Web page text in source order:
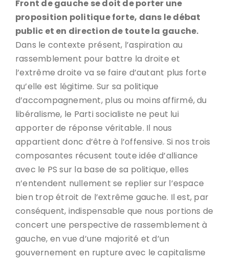
Front de gauche se doit de porter une
proposition politique forte, dans le débat
public et en direction de toute la gauche.
Dans le contexte présent, l’aspiration au
rassemblement pour battre la droite et
l’extrême droite va se faire d’autant plus forte
qu’elle est légitime. Sur sa politique
d’accompagnement, plus ou moins affirmé, du
libéralisme, le Parti socialiste ne peut lui
apporter de réponse véritable. Il nous
appartient donc d’être à l’offensive. Si nos trois
composantes récusent toute idée d’alliance
avec le PS sur la base de sa politique, elles
n’entendent nullement se replier sur l’espace
bien trop étroit de l’extrême gauche. Il est, par
conséquent, indispensable que nous portions de
concert une perspective de rassemblement à
gauche, en vue d’une majorité et d’un
gouvernement en rupture avec le capitalisme